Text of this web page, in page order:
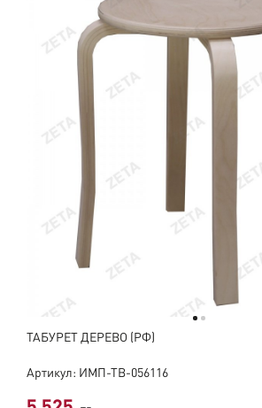
ТАБУРЕТ ДЕРЕВО (РФ)
Артикул: ИМП-ТВ-056116